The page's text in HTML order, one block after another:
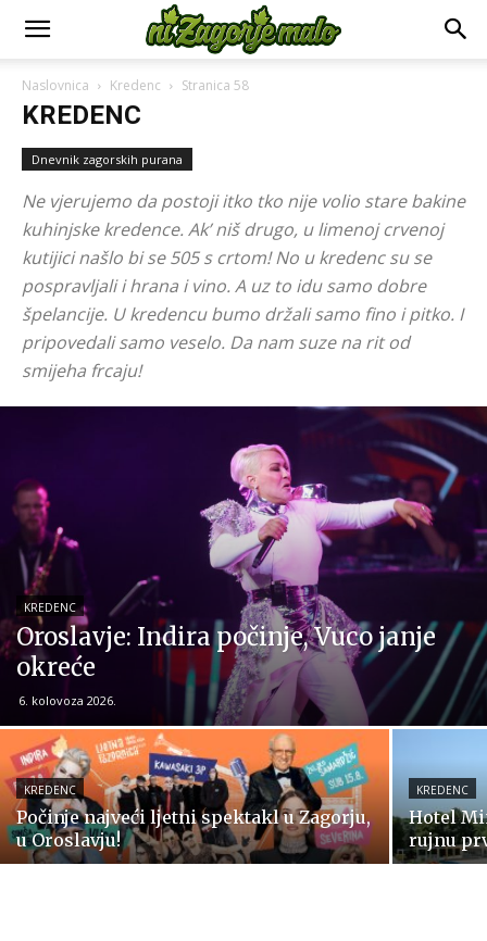
Naslovnica Kredenc Stranica 58
KREDENC
Dnevnik zagorskih purana
Ne vjerujemo da postoji itko tko nije volio stare bakine
kuhinjske kredence. Ak’ niš drugo, u limenoj crvenoj
kutijici našlo bi se 505 s crtom! No u kredenc su se
pospravljali i hrana i vino. A uz to idu samo dobre
špelancije. U kredencu bumo držali samo fino i pitko. I
pripovedali samo veselo. Da nam suze na rit od
smijeha frcaju!
KREDENC
Oroslavje: Indira počinje, Vuco janje
okreće
6. kolovoza 2026.
KREDENC
Počinje najveći ljetni spektakl u Zagorju,
u Oroslavju!
KREDENC
Hotel
rujnu